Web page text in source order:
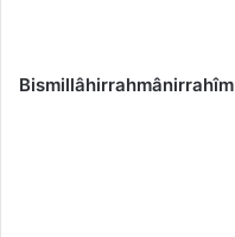
Bismillâhirrahmânirrahîm